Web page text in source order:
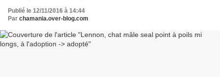
Publié le 12/11/2016 à 14:44
Par chamania.over-blog.com